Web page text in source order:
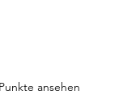
Punkte ansehen